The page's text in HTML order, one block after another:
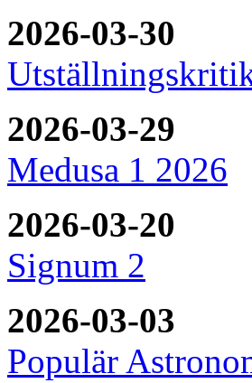
2026-03-30
2026-03-29
Medusa 1 2026
2026-03-20
Signum 2
2026-03-03
Populär